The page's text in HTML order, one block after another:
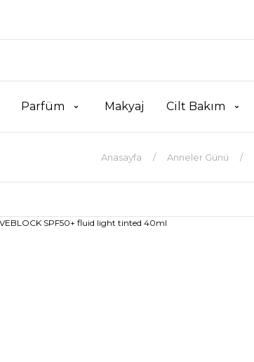
Parfüm Makyaj Cilt Bakım
Anasayfa Anneler Günü